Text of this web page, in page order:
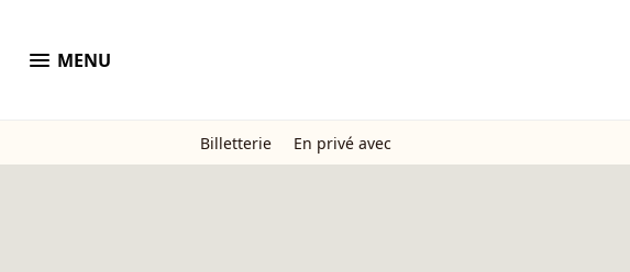
menu MENU
Billetterie En privé avec